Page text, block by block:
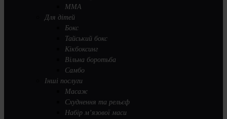
MMA
Для дітей
Бокс
Тайський бокс
Кікбоксинг
Вільна боротьба
Самбо
Інші послуги
Масаж
Схуднення та рельєф
Набір м’язової маси